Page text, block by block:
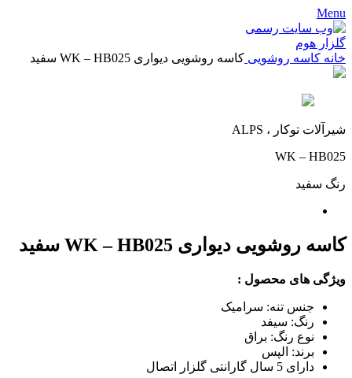
Menu
خانه کاسه روشویی کاسه روشویی دیواری WK – HB025 سفید
شیرآلات توکار ، ALPS
WK – HB025
رنگ سفید
کاسه روشویی دیواری WK – HB025 سفید
ویژگی های محصول :
جنس تنه: سرامیک
رنگ: سیفد
نوع رنگ: براق
برند: الپس
دارای 5 سال گارانتی گلزار اتصال